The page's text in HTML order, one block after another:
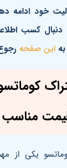
خود ادامه
دنبال کسب
این صفحه
مناسب
یکی از